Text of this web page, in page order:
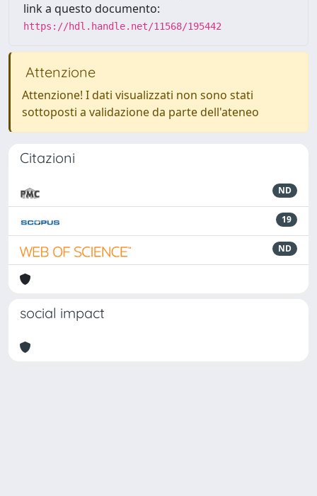
link a questo documento:
https://hdl.handle.net/11568/195442
Attenzione
Attenzione! I dati visualizzati non sono stati
sottoposti a validazione da parte dell'ateneo
Citazioni
ND
19
ND
social impact